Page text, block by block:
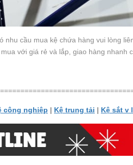
nhu cầu mua kệ chứa hàng vui lòng
với giá rẻ và lắp, giao hàng nhanh
công nghiệp | Kệ trung tải | Kệ sắt v